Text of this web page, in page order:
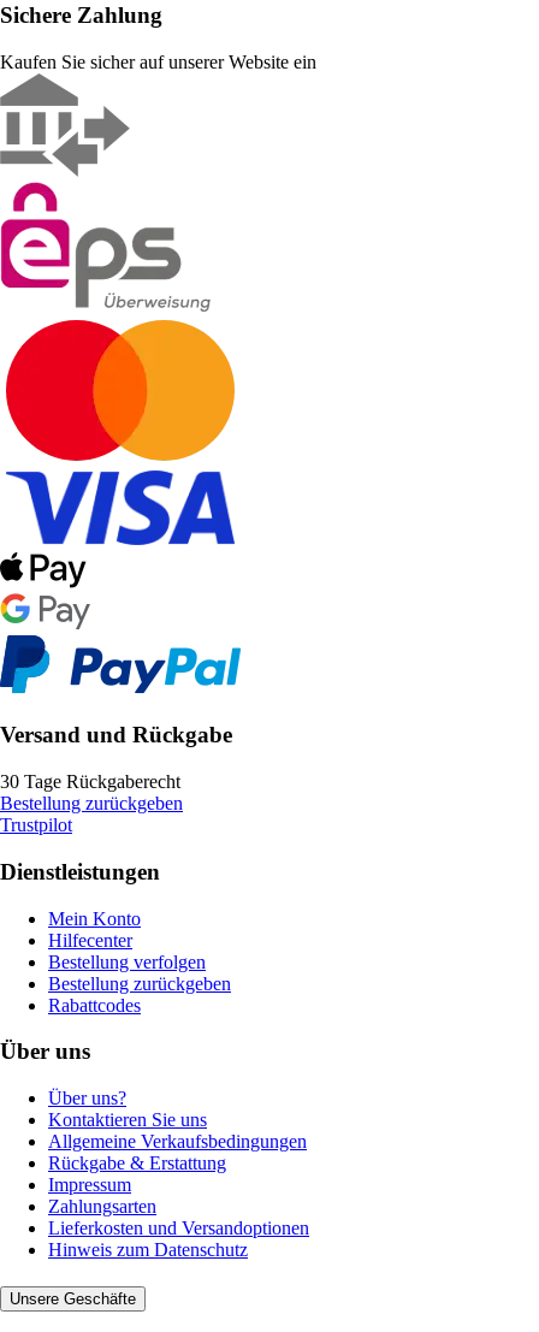
Sichere Zahlung
Kaufen Sie sicher auf unserer Website ein
Versand und Rückgabe
30 Tage Rückgaberecht
Bestellung zurückgeben
Trustpilot
Dienstleistungen
Mein Konto
Hilfecenter
Bestellung verfolgen
Bestellung zurückgeben
Rabattcodes
Über uns
Über uns?
Kontaktieren Sie uns
Allgemeine Verkaufsbedingungen
Rückgabe & Erstattung
Impressum
Zahlungsarten
Lieferkosten und Versandoptionen
Hinweis zum Datenschutz
Unsere Geschäfte